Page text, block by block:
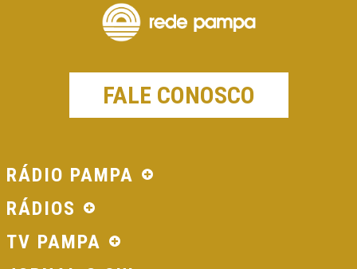
FALE CONOSCO
RÁDIO PAMPA
RÁDIOS
TV PAMPA